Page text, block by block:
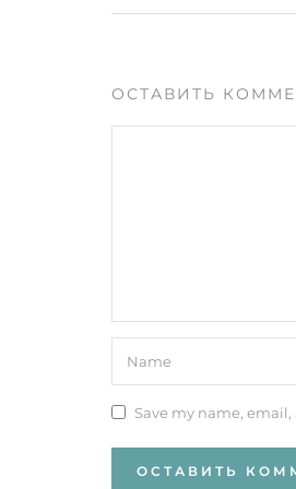
ОСТАВИТЬ
Save my name,